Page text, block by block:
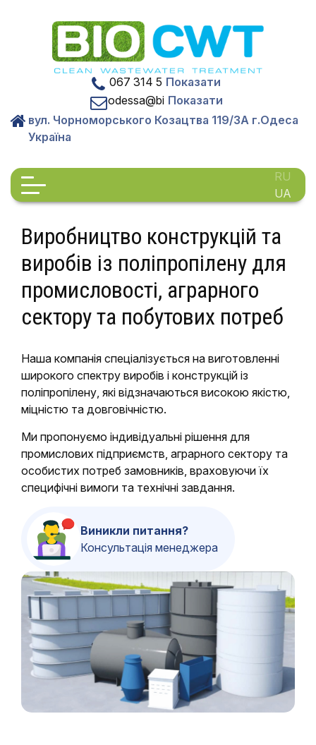
067 314 5 Показати
odessa@bi Показати
вул. Чорноморського Козацтва 119/3А г.Одеса
Україна
RU
UA
Виробництво конструкцій та
виробів із поліпропілену для
промисловості, аграрного
сектору та побутових потреб
Наша компанія спеціалізується на виготовленні
широкого спектру виробів і конструкцій із
поліпропілену, які відзначаються високою якістю,
міцністю та довговічністю.
Ми пропонуємо індивідуальні рішення для
промислових підприємств, аграрного сектору та
особистих потреб замовників, враховуючи їх
специфічні вимоги та технічні завдання.
Виникли питання?
Консультація менеджера